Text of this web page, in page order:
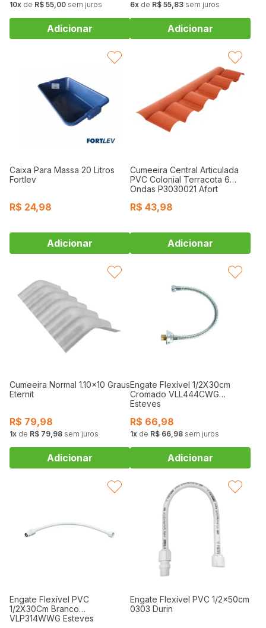
10 de R$ 55,00 sem juros 6 de R$ 55,83 sem juros
Caixa Para Massa 20 Litros
Fortlev
R$ 24,98
FAVORITAR
Cumeeira Central Articulada
PVC Colonial Terracota 6
Ondas P3030021 Afort
R$ 43,98
FAVORITAR
Cumeeira Normal 1.10x10 Graus
Eternit
R$ 79,98
1 de R$ 79,98 sem juros
FAVORITAR
Engate Flexível 1/2X30cm
Cromado VLL444CWG
Esteves
R$ 66,98
1 de R$ 66,98 sem juros
FAVORITAR
Engate Flexível PVC
1/2X30Cm Branco
VLP314WWG Esteves
FAVORITAR
Engate Flexível PVC 1/2x50cm
0303 Durin
FAVORITAR